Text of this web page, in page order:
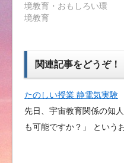
境教育・おもしろい環
境教育
関連記事をどうぞ！
たのしい授業 静電気実験
先日、宇宙教育関係の知
も可能ですか？」 という